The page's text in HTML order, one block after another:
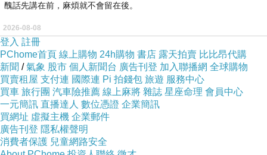
醜話先講在前，麻煩就不會留在後。
2026-08-08
登入 註冊
PChome首頁 線上購物 24h購物 書店 露天拍賣 比比昂代購
新聞 /氣象 股市 個人新聞台 廣告刊登 加入聯播網 全球購物
買賣租屋 支付連 國際連 Pi 拍錢包 旅遊 服務中心
買車 旅行團 汽車險推薦 線上麻將 雜誌 星座命理 會員中心
一元簡訊 直播達人 數位憑證 企業簡訊
買網址 虛擬主機 企業郵件
廣告刊登 隱私權聲明
消費者保護 兒童網路安全